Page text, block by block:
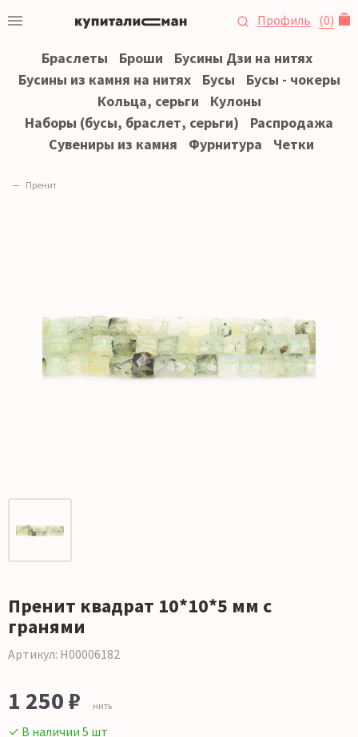
Профиль (0)
Браслеты Броши
Бусины Дзи на нитях
Бусины из камня на нитях
Бусы
Бусы - чокеры
Кольца, серьги
Кулоны
Наборы (бусы, браслет, серьги)
Распродажа
Сувениры из камня
Фурнитура Четки
Пренит
Пренит квадрат 10*10*5 мм с
гранями
Артикул: Н00006182
1 250 ₽ нить
✓ В наличии 5 шт